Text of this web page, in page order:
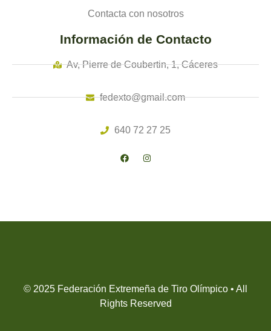
Contacta con nosotros
Información de Contacto
Av, Pierre de Coubertin, 1, Cáceres
fedexto@gmail.com
640 72 27 25
© 2025 Federación Extremeña de Tiro Olímpico • All
Rights Reserved